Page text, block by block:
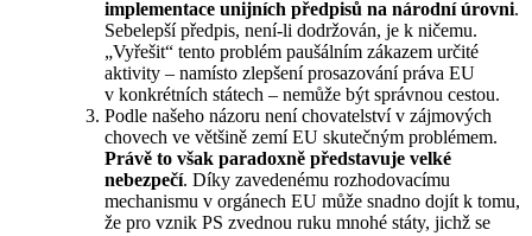
implementace unijních předpisů na národní úrovni.
Sebelepší předpis, není-li dodržován, je k ničemu.
„Vyřešit“ tento problém paušálním zákazem určité
aktivity – namísto zlepšení prosazování práva EU
v konkrétních státech – nemůže být správnou cestou.
Podle našeho názoru není chovatelství v zájmových
chovech ve většině zemí EU skutečným problémem.
Právě to však paradoxně představuje velké
nebezpečí. Díky zavedenému rozhodovacímu
mechanismu v orgánech EU může snadno dojít k tomu,
že pro vznik PS zvednou ruku mnohé státy, jichž se